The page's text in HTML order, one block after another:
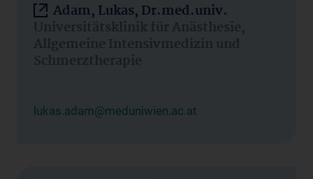
Adam, Lukas, Dr.med.univ.
Universitätsklinik für Anästhesie,
Allgemeine Intensivmedizin und
Schmerztherapie
lukas.adam@meduniwien.ac.at